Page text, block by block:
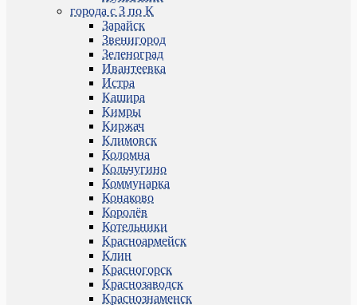
города с З по К
Зарайск
Звенигород
Зеленоград
Ивантеевка
Истра
Кашира
Кимры
Киржач
Климовск
Коломна
Кольчугино
Коммунарка
Конаково
Королёв
Котельники
Красноармейск
Клин
Красногорск
Краснозаводск
Краснознаменск